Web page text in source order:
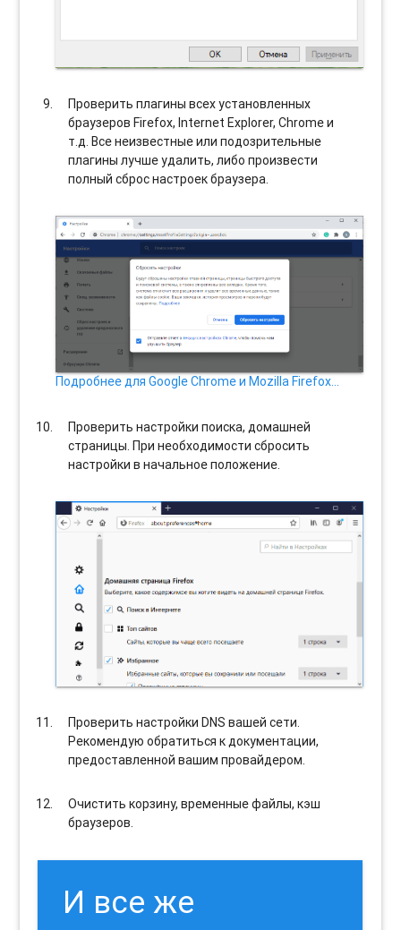
Проверить плагины всех установленных
браузеров Firefox, Internet Explorer, Chrome и
т.д. Все неизвестные или подозрительные
плагины лучше удалить, либо произвести
полный сброс настроек браузера.
Подробнее для Google Chrome и Mozilla Firefox…
Проверить настройки поиска, домашней
страницы. При необходимости сбросить
настройки в начальное положение.
Проверить настройки DNS вашей сети.
Рекомендую обратиться к документации,
предоставленной вашим провайдером.
Очистить корзину, временные файлы, кэш
браузеров.
И все же